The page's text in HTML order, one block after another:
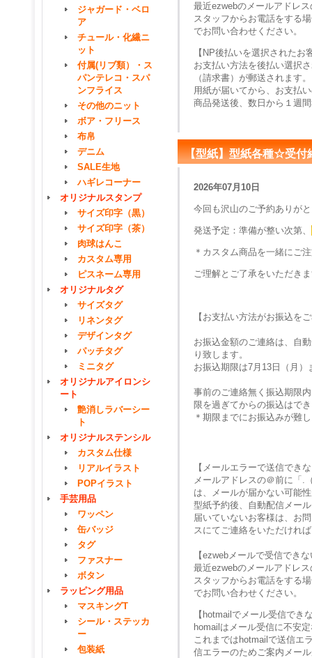
ジャガード・ベロ
ア
チュール・化繊ニ
ット
付属(リブ類）・ス
パンテレコ・スパ
ンフライス
その他のニット
ボア・フリース
布帛
デニム
SALE生地
ハギレコーナー
オリジナルスタンプ
サイズ印字（黒）
サイズ印字（茶）
肉球はんこ
カスタム専用
ピスネーム専用
オリジナルタグ
サイズタグ
リネンタグ
デザインタグ
パッチタグ
ミニタグ
オリジナルアイロンシ
ート
艶消しラバーシー
ト
オリジナルステンシル
カスタム仕様
リアルイラスト
POPイラスト
手芸用品
ワッペン
缶バッジ
タグ
ファスナー
ボタン
ラッピング用品
マスキングT
シール・ステッカ
ー
包装紙
最近ezwebのメールアドレ
スタッフからお電話をする
でお問い合わせください。
【NP後払いを選択されたお
お支払い方法を後払い選択
（請求書）が郵送されます。
用紙が届いてから、お支払
商品発送後、数日から１週
【型紙】型紙各種☆受付
2026年07月10日
今回も沢山のご予約ありが
発送予定：準備が整い次第、
＊カスタム商品を一緒にご
ご理解とご了承をいただき
【お支払い方法がお振込を
お振込金額のご連絡は、自
り致します。
お振込期限は7月13日（月
事前のご連絡無く振込期限
限を過ぎてからの振込はで
＊期限までにお振込みが難
【メールエラーで送信でき
メールアドレスの＠前に「.
は、メールが届かない可能
型紙予約後、自動配信メー
届いていないお客様は、お
スにてご連絡をいただけれ
【ezwebメールで受信でき
最近ezwebのメールアドレ
スタッフからお電話をする
でお問い合わせください。
【hotmailでメール受信でき
homailはメール受信に不安
これまではhotmailで送信エ
信エラーのためご案内メー